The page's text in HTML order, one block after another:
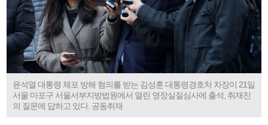
윤석열 대통령 체포 방해 혐의를 받는 김성훈 대통령경호처 차장이 21일
서울 마포구 서울서부지방법원에서 열린 영장실질심사에 출석, 취재진
의 질문에 답하고 있다. 공동취재